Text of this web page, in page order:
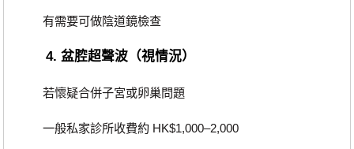
有需要可做陰道鏡檢查
4. 盆腔超聲波（視情況）
若懷疑合併子宮或卵巢問題
一般私家診所收費約 HK$1,000–2,000